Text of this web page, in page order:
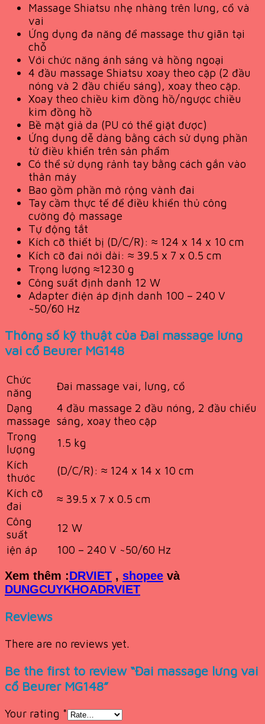
Massage Shiatsu nhẹ nhàng trên lưng, cổ và
vai
Ứng dụng đa năng để massage thư giãn tại
chỗ
Với chức năng ánh sáng và hồng ngoại
4 đầu massage Shiatsu xoay theo cặp (2 đầu
nóng và 2 đầu chiếu sáng), xoay theo cặp.
Xoay theo chiều kim đồng hồ/ngược chiều
kim đồng hồ
Bề mặt giả da (PU có thể giặt được)
Ứng dụng dễ dàng bằng cách sử dụng phần
tử điều khiển trên sản phẩm
Có thể sử dụng rảnh tay bằng cách gắn vào
thân máy
Bao gồm phần mở rộng vành đai
Tay cầm thực tế để điều khiển thủ công
cường độ massage
Tự động tắt
Kích cỡ thiết bị (D/C/R): ≈ 124 x 14 x 10 cm
Kích cỡ đai nới dài: ≈ 39.5 x 7 x 0.5 cm
Trọng lượng ≈1230 g
Công suất định danh 12 W
Adapter điện áp định danh 100 – 240 V
~50/60 Hz
Thông số kỹ thuật của Đai massage lưng
vai cổ Beurer MG148
Chức
năng
Đai massage vai, lưng, cổ
Dạng
massage
4 đầu massage 2 đầu nóng, 2 đầu chiếu
sáng, xoay theo cặp
Trọng
lượng
1.5 kg
Kích
thước
(D/C/R): ≈ 124 x 14 x 10 cm
Kích cỡ
đai
≈ 39.5 x 7 x 0.5 cm
Công
suất
12 W
iện áp
100 – 240 V ~50/60 Hz
Xem thêm :DRVIET , shopee và
DUNGCUYKHOADRVIET
Reviews
There are no reviews yet.
Be the first to review “Đai massage lưng vai
cổ Beurer MG148”
Your rating *